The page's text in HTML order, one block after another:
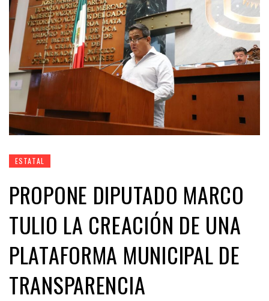
ESTATAL
PROPONE DIPUTADO MARCO
TULIO LA CREACIÓN DE UNA
PLATAFORMA MUNICIPAL DE
TRANSPARENCIA